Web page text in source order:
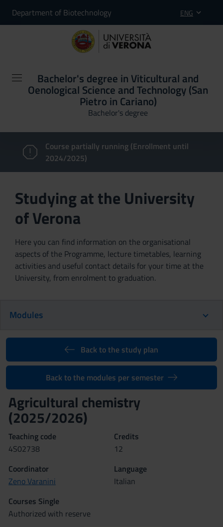
Department of Biotechnology ENG
Bachelor's degree in Viticultural and
Oenological Science and Technology (San
Pietro in Cariano)
Bachelor's degree
Course partially running (Enrollment until
2024/2025)
Studying at the University
of Verona
Here you can find information on the organisational
aspects of the Programme, lecture timetables, learning
activities and useful contact details for your time at the
University, from enrolment to graduation.
Modules
Back to the study plan
Back to the modules per semester
Agricultural chemistry
(2025/2026)
Teaching code
4S02738
Credits
12
Coordinator
Zeno Varanini
Language
Italian
Courses Single
Authorized with reserve